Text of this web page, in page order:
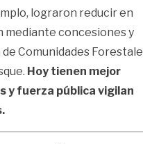
lograron reducir en
mediante concesiones y
Comunidades
Hoy tienen mejor
y fuerza pública vigilan